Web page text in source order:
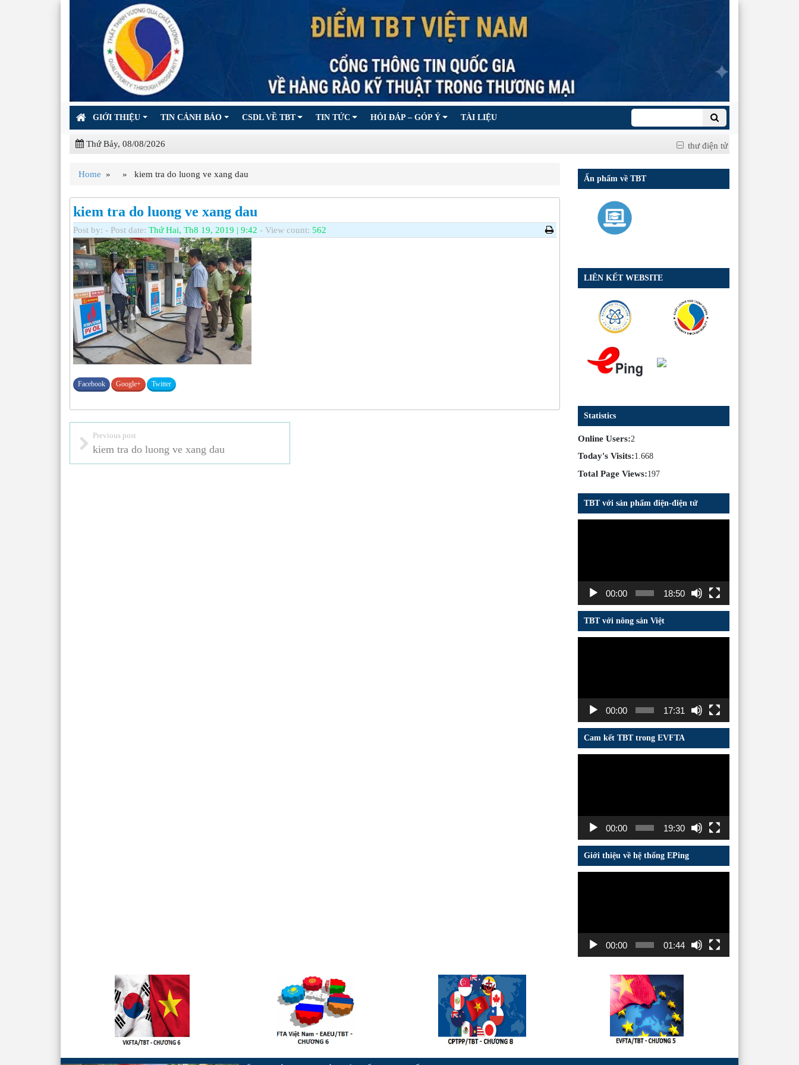
GIỚI THIỆU TIN CẢNH BÁO CSDL VỀ TBT TIN TỨC HỎI ĐÁP – GÓP Ý TÀI LIỆU
Thứ Bảy, 08/08/2026 thư điện tử
Home » » kiem tra do luong ve xang dau
kiem tra do luong ve xang dau
Post by: - Post date: Thứ Hai, Th8 19, 2019 | 9:42 - View count: 562
Facebook Google+ Twitter
Previous post
kiem tra do luong ve xang dau
Ấn phẩm về TBT
LIÊN KẾT WEBSITE
Statistics
Online Users:2
Today's Visits:1.668
Total Page Views:197
TBT với sản phẩm điện-điện tử
00:00 18:50
TBT với nông sản Việt
00:00 17:31
Cam kết TBT trong EVFTA
00:00 19:30
Giới thiệu về hệ thống EPing
00:00 01:44